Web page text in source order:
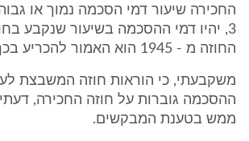
החכירה שיעור דמי הסכמה נמוך או
3, יהיו דמי ההסכמה בשיעור שנקבע
החוזה מ - 1945 הוא האמור להכריע בכך.
משקבעתי, כי הוראות חוזה המשבצת
ההסכמה גוברות על חוזה החכירה, דעתי
ממש בטענת המבקשים.